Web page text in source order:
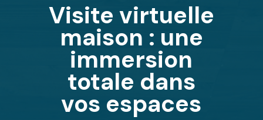
Visite virtuelle
maison : une
immersion
totale dans
vos espaces